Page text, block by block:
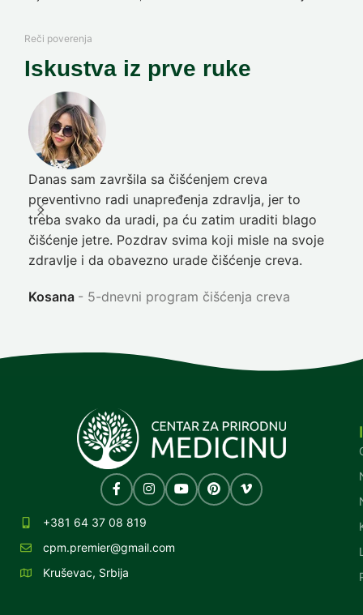
Reči poverenja
Iskustva iz prve ruke
Danas sam završila sa čišćenjem creva
preventivno radi unapređenja zdravlja, jer to
treba svako da uradi, pa ću zatim uraditi blago
čišćenje jetre. Pozdrav svima koji misle na svoje
zdravlje i da obavezno urade čišćenje creva.
Kosana 5-dnevni program čišćenja creva
+381 64 37 08 819
cpm.premier@gmail.com
Kruševac, Srbija